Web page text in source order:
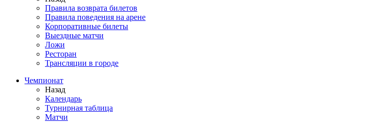
Правила возврата билетов
Правила поведения на арене
Корпоративные билеты
Выездные матчи
Ложи
Ресторан
Трансляции в городе
Чемпионат
Назад
Календарь
Турнирная таблица
Матчи